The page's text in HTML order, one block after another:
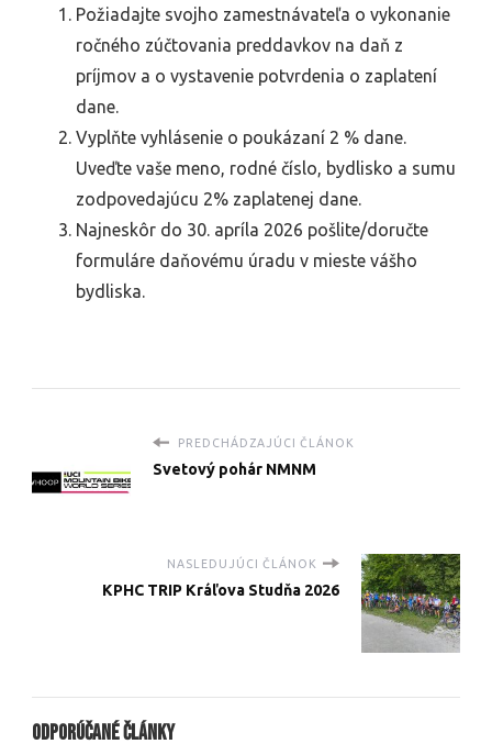
Požiadajte svojho zamestnávateľa o vykonanie
ročného zúčtovania preddavkov na daň z
príjmov a o vystavenie potvrdenia o zaplatení
dane.
Vyplňte vyhlásenie o poukázaní 2 % dane.
Uveďte vaše meno, rodné číslo, bydlisko a sumu
zodpovedajúcu 2% zaplatenej dane.
Najneskôr do 30. apríla 2026 pošlite/doručte
formuláre daňovému úradu v mieste vášho
bydliska.
PREDCHÁDZAJÚCI ČLÁNOK
Svetový pohár NMNM
NASLEDUJÚCI ČLÁNOK
KPHC TRIP Kráľova Studňa 2026
Odporúčané články